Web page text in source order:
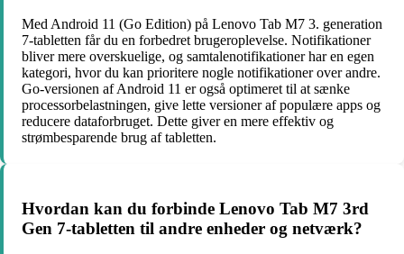
Med Android 11 (Go Edition) på Lenovo Tab M7 3. generation
7-tabletten får du en forbedret brugeroplevelse. Notifikationer
bliver mere overskuelige, og samtalenotifikationer har en egen
kategori, hvor du kan prioritere nogle notifikationer over andre.
Go-versionen af Android 11 er også optimeret til at sænke
processorbelastningen, give lette versioner af populære apps og
reducere dataforbruget. Dette giver en mere effektiv og
strømbesparende brug af tabletten.
Hvordan kan du forbinde Lenovo Tab M7 3rd
Gen 7-tabletten til andre enheder og netværk?